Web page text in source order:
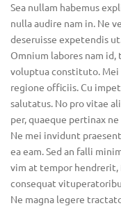
Sea nullam habemus
nulla audire nam in. Ne
deseruisse expetendis
Omnium labores nam
voluptua constituto.
regione officiis. Cu
salutatus. No pro vitae
per, quaeque pertinax ne
Ne mei invidunt
ea eam. Sed an falli
vim at tempor hendrerit,
consequat
Ne magna legere